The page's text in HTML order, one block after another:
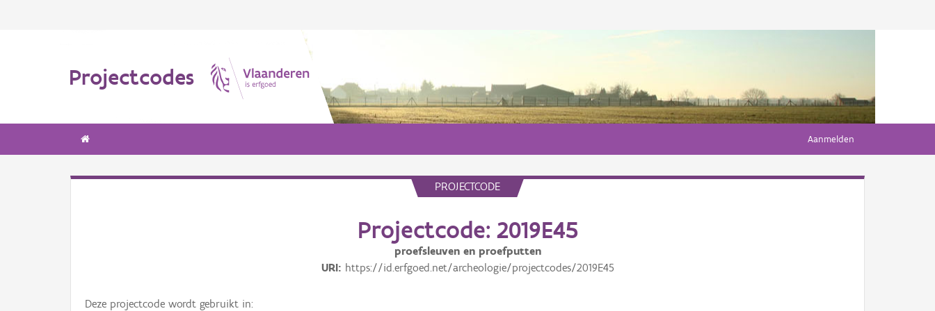
Projectcodes
Aanmelden
PROJECTCODE
Projectcode: 2019E45
proefsleuven en proefputten
URI
https://id.erfgoed.net/archeologie/projectcodes/2019E45
Deze projectcode wordt gebruikt in: